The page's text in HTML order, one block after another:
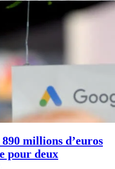
millions d’euros
pour deux